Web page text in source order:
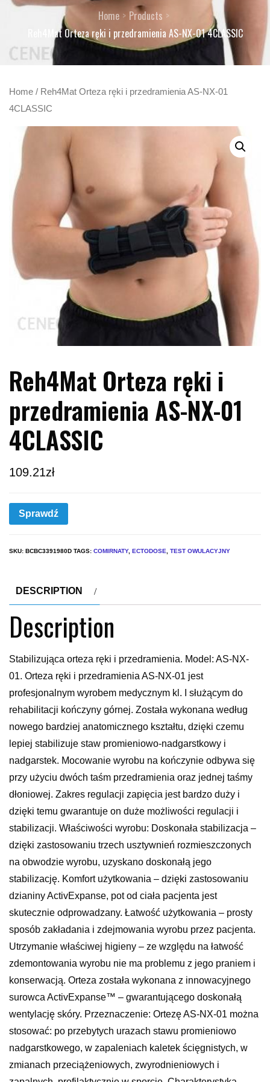
Home
Products
Reh4Mat Orteza ręki i przedramienia AS-NX-01 4CLASSIC
Home / Reh4Mat Orteza ręki i przedramienia AS-NX-01
4CLASSIC
Reh4Mat Orteza ręki i
przedramienia AS-NX-01
4CLASSIC
109.21zł
Sprawdź
SKU: BCBC3391980D TAGS: COMIRNATY, ECTODOSE TEST OWULACYJNY
DESCRIPTION
Description
Stabilizująca orteza ręki i przedramienia. Model: AS-NX-
01. Orteza ręki i przedramienia AS-NX-01 jest
profesjonalnym wyrobem medycznym kl. I służącym do
rehabilitacji kończyny górnej. Została wykonana według
nowego bardziej anatomicznego kształtu, dzięki czemu
lepiej stabilizuje staw promieniowo-nadgarstkowy i
nadgarstek. Mocowanie wyrobu na kończynie odbywa się
przy użyciu dwóch taśm przedramienia oraz jednej taśmy
dłoniowej. Zakres regulacji zapięcia jest bardzo duży i
dzięki temu gwarantuje on duże możliwości regulacji i
stabilizacji. Właściwości wyrobu: Doskonała stabilizacja –
dzięki zastosowaniu trzech usztywnień rozmieszczonych
na obwodzie wyrobu, uzyskano doskonałą jego
stabilizację. Komfort użytkowania – dzięki zastosowaniu
dzianiny ActivExpanse, pot od ciała pacjenta jest
skutecznie odprowadzany. Łatwość użytkowania – prosty
sposób zakładania i zdejmowania wyrobu przez pacjenta.
Utrzymanie właściwej higieny – ze względu na łatwość
zdemontowania wyrobu nie ma problemu z jego praniem i
konserwacją. Orteza została wykonana z innowacyjnego
surowca ActivExpanse™ – gwarantującego doskonałą
wentylację skóry. Przeznaczenie: Ortezę AS-NX-01 można
stosować: po przebytych urazach stawu promieniowo
nadgarstkowego, w zapaleniach kaletek ścięgnistych, w
zmianach przeciążeniowych, zwyrodnieniowych i